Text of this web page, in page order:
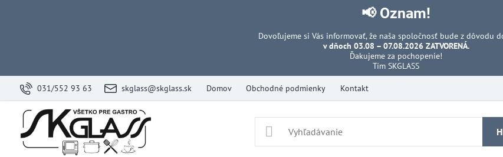
📢 Oznam!
Dovoľujeme si Vás informovať, že naša spoločnosť bude z dôvodu
v dňoch 03.08 – 07.08.2026 ZATVORENÁ.
Ďakujeme za pochopenie!
Tím SKGLASS
031/552 93 63 skglass@skglass.sk Domov Obchodné podmienky Kontakt